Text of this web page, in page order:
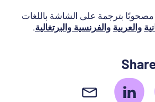
مصحوبًا بترجمة على الشاشة باللغات
والعربية والفرنسية والبرتغالية.